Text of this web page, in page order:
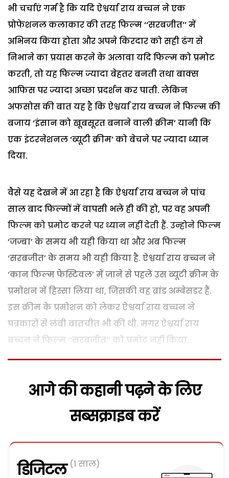
भी चर्चाएं गर्म है कि यदि ऐश्वर्या राय बच्चन ने एक
प्रोफेशनल कलाकार की तरह फिल्म ‘‘सरबजीत’’ में
अभिनय किया होता और अपने किरदार को सही ढंग से
निभाने का प्रयास करने के अलावा यदि फिल्म को प्रमोट
करती, तो यह फिल्म ज्यादा बेहतर बनती तथा बाक्स
आफिस पर ज्यादा अच्छा प्रदर्शन कर पाती. लेकिन
अफसोस की बात यह है कि ऐश्वर्या राय बच्चन ने फिल्म की
बजाय ‘इंसान को खूबसूरत बनाने वाली क्रीम’ यानी कि
एक इंटरनेशनल ‘ब्यूटी क्रीम’ को बेचने पर ज्यादा ध्यान
दिया.
वैसे यह देखने में आ रहा है कि ऐश्वर्या राय बच्चन ने पांच
साल बाद फिल्मों में वापसी भले ही की हो, पर वह अपनी
फिल्म को प्रमोट करने पर ध्यान नहीं देती हैं. उन्होने फिल्म
‘जज्बा’ के समय भी यही किया था और अब फिल्म
‘सरबजीत’ के समय भी यही किया है. ऐश्वर्या राय बच्चन ने
‘कान फिल्म फेस्टिवल’ में जाने से पहले उस ब्यूटी क्रीम के
प्रमोशन में हिस्सा लिया था, जिसकी वह ब्रांड अम्बेसडर हैं.
इस क्रीम के प्रमोशन को लेकर ऐश्वर्या राय बच्चन ने
पत्रकारों से लंबी बातचीत भी की थी. मगर ऐश्वर्या राय
बच्चन ने फिल्म ‘‘सरबजीत’’ को प्रमोट नहीं किया.
आगे की कहानी पढ़ने के लिए
सब्सक्राइब करें
डिजिटल (1 साल)